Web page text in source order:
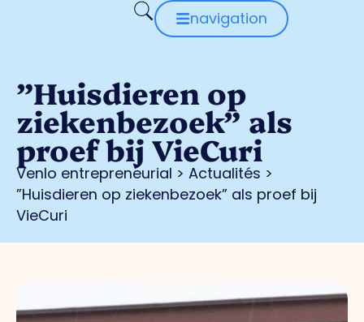
navigation
”Huisdieren op
ziekenbezoek” als
proef bij VieCuri
Venlo entrepreneurial > Actualités >
”Huisdieren op ziekenbezoek” als proef bij
VieCuri